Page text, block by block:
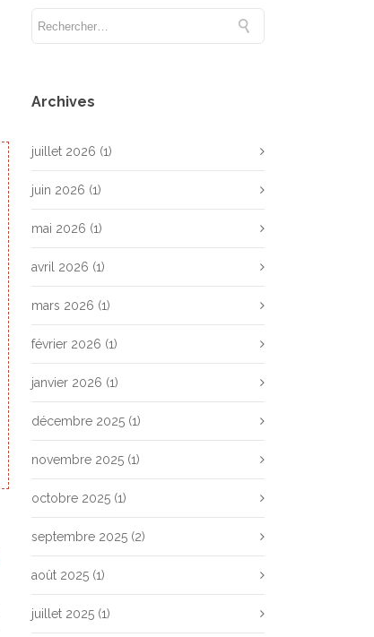
Archives
juillet 2026 (1)
juin 2026 (1)
mai 2026 (1)
avril 2026 (1)
mars 2026 (1)
février 2026 (1)
janvier 2026 (1)
décembre 2025 (1)
novembre 2025 (1)
octobre 2025 (1)
septembre 2025 (2)
août 2025 (1)
juillet 2025 (1)